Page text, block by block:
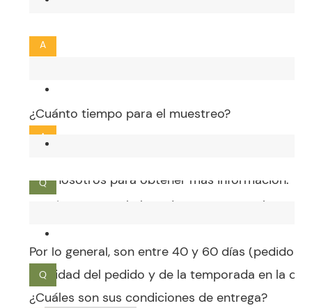
A
información.
Q
¿Cuánto tiempo para el muestreo?
A
con nosotros para obtener más información.
Q
¿Qué pasa con el plazo de entrega para la
Por lo general, son entre 40 y 60 días (pedido
cantidad del pedido y de la temporada en la
Q
¿Cuáles son sus condiciones de entrega?